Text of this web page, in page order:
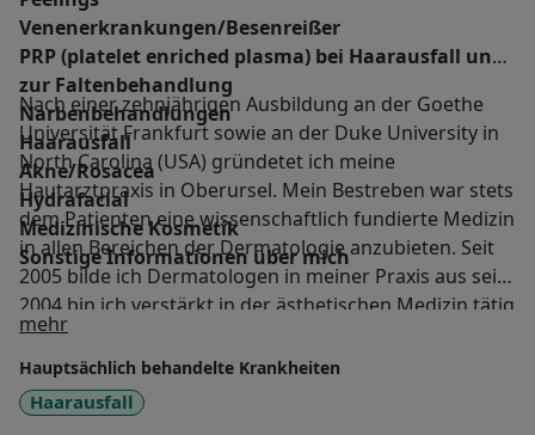
Venenerkrankungen/Besenreißer
PRP (platelet enriched plasma) bei Haarausfall und
zur Faltenbehandlung
Narbenbehandlungen
Haarausfall
Akne/Rosacea
Hydrafacial
Medizinische Kosmetik
Sonstige Informationen über mich
Nach einer zehnjährigen Ausbildung an der Goethe
Universität Frankfurt sowie an der Duke University in
North Carolina (USA) gründetet ich meine
Hautarztpraxis in Oberursel. Mein Bestreben war stets
dem Patienten eine wissenschaftlich fundierte Medizin
in allen Bereichen der Dermatologie anzubieten. Seit
2005 bilde ich Dermatologen in meiner Praxis aus seit
2004 bin ich verstärkt in der ästhetischen Medizin tätig
und wurde auf Grund meiner Fachkenntnisse und
Expertise in diesem Bereich zum Local Amassador
(LCA) der Firma Allergan ernannt. Durch
Trainingsseminare für Ärzte Fachvorträge auf
mehrÜber mich
Hauptsächlich behandelte Krankheiten
Haarausfall